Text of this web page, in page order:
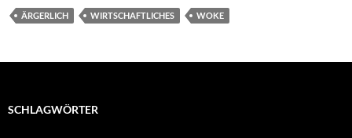
ÄRGERLICH WIRTSCHAFTLICHES WOKE
SCHLAGWÖRTER